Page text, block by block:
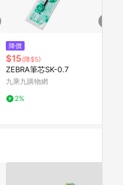
降價
$15(降$5)
ZEBRA筆芯SK-0.7
九乘九購物網
2%